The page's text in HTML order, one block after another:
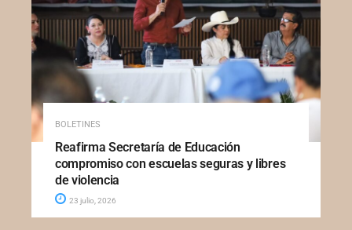
BOLETINES
Reafirma Secretaría de Educación
compromiso con escuelas seguras y libres
de violencia
23 julio, 2026